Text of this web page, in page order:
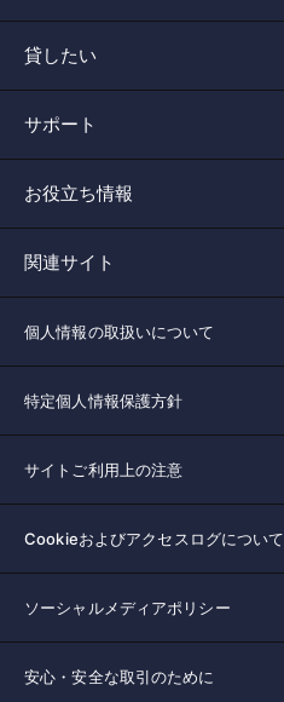
貸したい
サポート
お役立ち情報
関連サイト
個人情報の取扱いについて
特定個人情報保護方針
サイトご利用上の注意
Cookieおよびアクセスログについて
ソーシャルメディアポリシー
安心・安全な取引のために